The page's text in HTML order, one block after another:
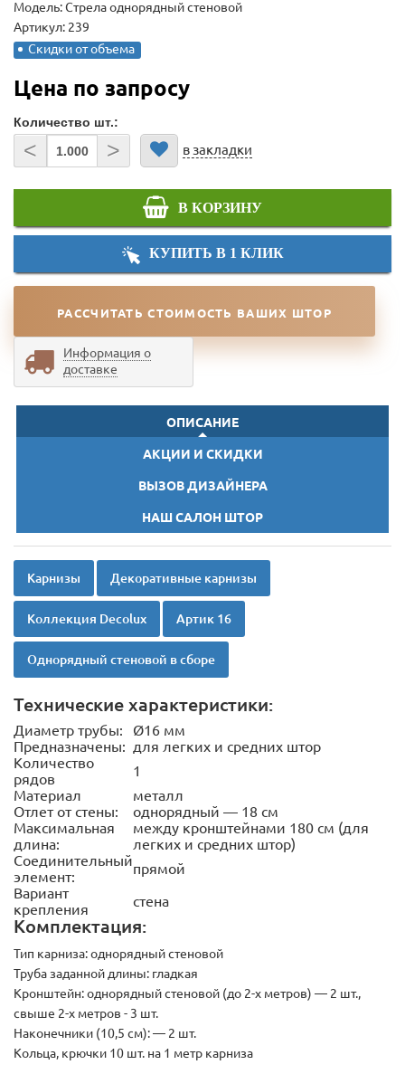
Модель:Стрела однорядный стеновой
Артикул: 239
Скидки от объема
Цена по запросу
Количество шт.:
< > в закладки
В КОРЗИНУ
КУПИТЬ В 1 КЛИК
РАССЧИТАТЬ СТОИМОСТЬ ВАШИХ ШТОР
Информация о
доставке
ОПИСАНИЕ
АКЦИИ И СКИДКИ
ВЫЗОВ ДИЗАЙНЕРА
НАШ САЛОН ШТОР
Карнизы Декоративные карнизы
Коллекция Decolux Артик 16
Однорядный стеновой в сборе
Технические характеристики:
Диаметр трубы:
Ø16 мм
Предназначены: для легких и средних штор
Количество
рядов
1
Материал
металл
Отлет от стены:
однорядный — 18 см
Максимальная
длина:
между кронштейнами 180 см (для
легких и средних штор)
Соединительный
элемент:
прямой
Вариант
крепления
стена
Комплектация:
Тип карниза:однорядный стеновой
Труба заданной длины: гладкая
Кронштейн:однорядный стеновой (до 2-х метров) — 2 шт.,
свыше 2-х метров - 3 шт.
Наконечники (10,5 см):— 2 шт.
Кольца, крючки 10 шт. на 1 метр карниза